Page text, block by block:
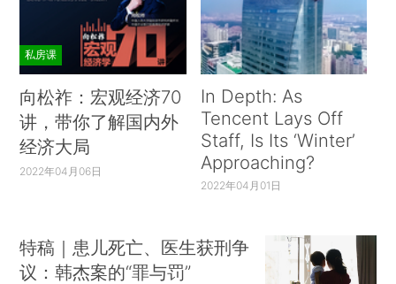
私房课
向松祚：宏观经济70
讲，带你了解国内外
经济大局
2022年04月06日
In Depth: As
Tencent Lays Off
Staff, Is Its ‘Winter’
Approaching?
2022年04月01日
特稿｜患儿死亡、医生获刑争
议：韩杰案的“罪与罚”